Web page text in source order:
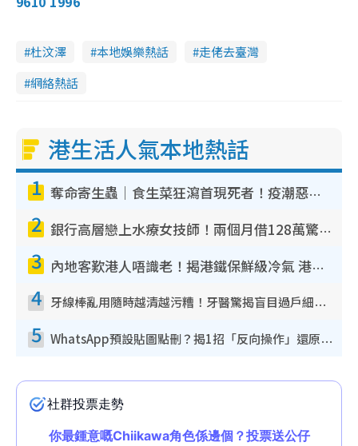
杜汶澤 本地娛樂熱話
走佬去臺灣
網絡熱話
港生活人氣本地熱話
1 奪命寄生蟲｜食生菜狂瀉首現死者！疫潮惡化錄1.8萬宗病例 揭洗菜3大謬誤
2 銀行高層戀上水療女技師！兩個月借128萬驚覺「沉船」沉落火海 揭背後疑似邪教操控賣淫
3 內地客歎港人唔識老！揭港鐵保鮮級冷氣 港人求放過：咪投訴
4 牙線棒亂用隨時越清越污糟！牙醫驚揭盲目過戶細菌恐致蛀牙：呢種先係日常真保養
5 WhatsApp預設貼圖點刪？揭1招「反向操作」還原簡潔介面 附3步實測教學